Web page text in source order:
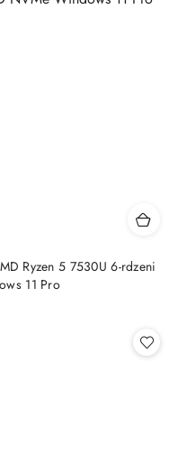
Ryzen 5 7530U 6-rdzeni
11 Pro